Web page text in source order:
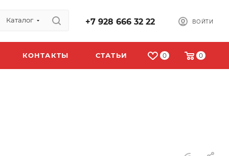
Каталог +7 928 666 32 22 ВОЙТИ
0 0
КОНТАКТЫ СТАТЬИ